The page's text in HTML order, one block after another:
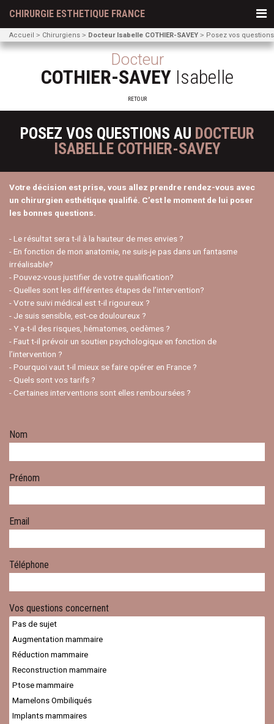
CHIRURGIE ESTHETIQUE FRANCE
Accueil Chirurgiens Docteur Isabelle COTHIER-SAVEY Posez vos questions
Docteur
COTHIER-SAVEY Isabelle
RETOUR
POSEZ VOS QUESTIONS AU DOCTEUR
ISABELLE COTHIER-SAVEY
Votre décision est prise, vous allez prendre rendez-vous avec
un chirurgien esthétique qualifié. C’est le moment de lui poser
les bonnes questions.
- Le résultat sera t-il à la hauteur de mes envies ?
- En fonction de mon anatomie, ne suis-je pas dans un fantasme
irréalisable?
- Pouvez-vous justifier de votre qualification?
- Quelles sont les différentes étapes de l’intervention?
- Votre suivi médical est t-il rigoureux ?
- Je suis sensible, est-ce douloureux ?
- Y a-t-il des risques, hématomes, oedèmes ?
- Faut t-il prévoir un soutien psychologique en fonction de
l’intervention ?
- Pourquoi vaut t-il mieux se faire opérer en France ?
- Quels sont vos tarifs ?
- Certaines interventions sont elles remboursées ?
Nom
Prénom
Email
Téléphone
Vos questions concernent